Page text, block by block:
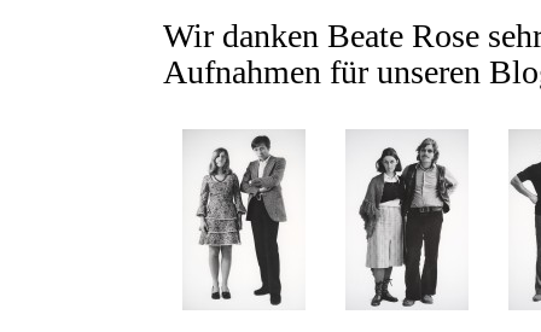
Wir danken Beate Rose
Aufnahmen für unseren